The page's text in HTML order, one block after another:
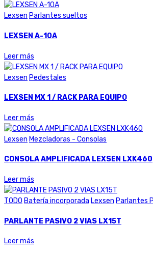
Lexsen Parlantes sueltos
LEXSEN A-10A
Leer más
Lexsen Pedestales
LEXSEN MX 1 / RACK PARA EQUIPO
Leer más
Lexsen Mezcladoras - Consolas
CONSOLA AMPLIFICADA LEXSEN LXK460
Leer más
TODO Batería incorporada Lexsen Parlantes
PARLANTE PASIVO 2 VIAS LX15T
Leer más